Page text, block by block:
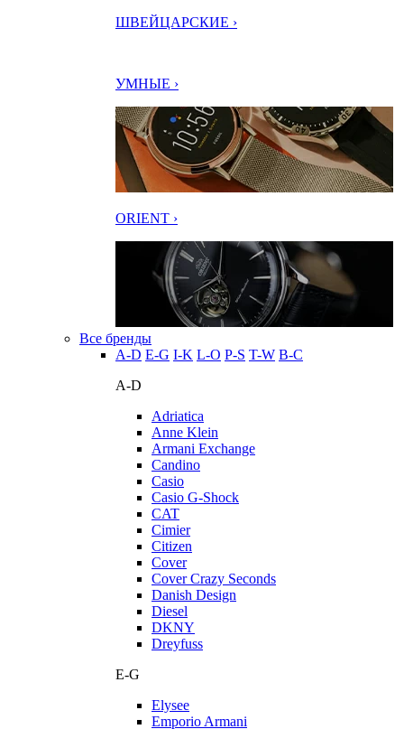
ШВЕЙЦАРСКИЕ ›
УМНЫЕ ›
ORIENT ›
Все бренды
A-D E-G I-K L-O P-S T-W В-С
A-D
Adriatica
Anne Klein
Armani Exchange
Candino
Casio
Casio G-Shock
CAT
Cimier
Citizen
Cover
Cover Crazy Seconds
Danish Design
Diesel
DKNY
Dreyfuss
E-G
Elysee
Emporio Armani